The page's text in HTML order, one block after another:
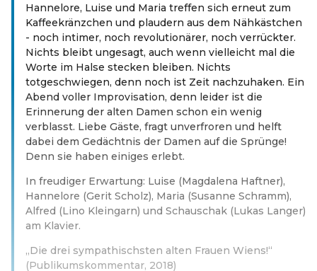
Hannelore, Luise und Maria treffen sich erneut zum
Kaffeekränzchen und plaudern aus dem Nähkästchen
- noch intimer, noch revolutionärer, noch verrückter.
Nichts bleibt ungesagt, auch wenn vielleicht mal die
Worte im Halse stecken bleiben. Nichts
totgeschwiegen, denn noch ist Zeit nachzuhaken. Ein
Abend voller Improvisation, denn leider ist die
Erinnerung der alten Damen schon ein wenig
verblasst. Liebe Gäste, fragt unverfroren und helft
dabei dem Gedächtnis der Damen auf die Sprünge!
Denn sie haben einiges erlebt.
In freudiger Erwartung: Luise (Magdalena Haftner),
Hannelore (Gerit Scholz), Maria (Susanne Schramm),
Alfred (Lino Kleingarn) und Schauschak (Lukas Langer)
am Klavier.
„Die drei sympathischsten alten Frauen Wiens!“
(Publikumskommentar, 2018)